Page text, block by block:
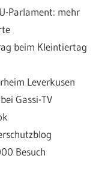
Parlament: mehr
beim Kleintiertag
Leverkusen
Gassi-TV
Besuch